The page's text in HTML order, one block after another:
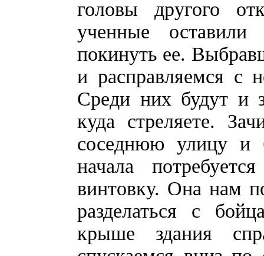
головы другого
ученные
покинуть ее.
и расправляемся с
Среди них будут и
куда стреляете.
соседнюю улицу и
начала
винтовку. Она нам
разделаться с
крыше здания